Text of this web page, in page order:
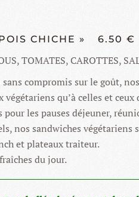
CHICHE » 6.50 €
TOMATES, CAROTTES,
compromis sur le goût,
végétariens qu’à celles et
les pauses déjeuner,
nos sandwiches végétariens
et plateaux traiteur.
du jour.